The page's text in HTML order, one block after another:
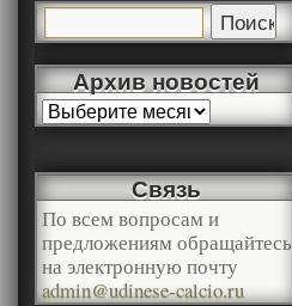
Архив новостей
Связь
По всем вопросам и
предложениям обращайтесь
на электронную почту
admin@udinese-calcio.ru